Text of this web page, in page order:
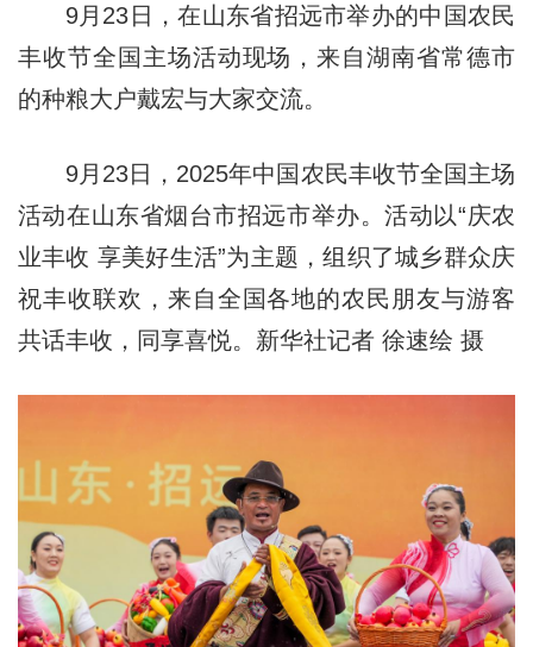
9月23日，在山东省招远市举办的中国农民
丰收节全国主场活动现场，来自湖南省常德市
的种粮大户戴宏与大家交流。
9月23日，2025年中国农民丰收节全国主场
活动在山东省烟台市招远市举办。活动以“庆农
业丰收 享美好生活”为主题，组织了城乡群众庆
祝丰收联欢，来自全国各地的农民朋友与游客
共话丰收，同享喜悦。新华社记者 徐速绘 摄